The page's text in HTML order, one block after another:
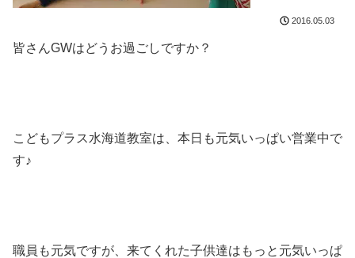
2016.05.03
皆さんGWはどうお過ごしですか？
こどもプラス水海道教室は、本日も元気いっぱい営業中で
す♪
職員も元気ですが、来てくれた子供達はもっと元気いっぱ